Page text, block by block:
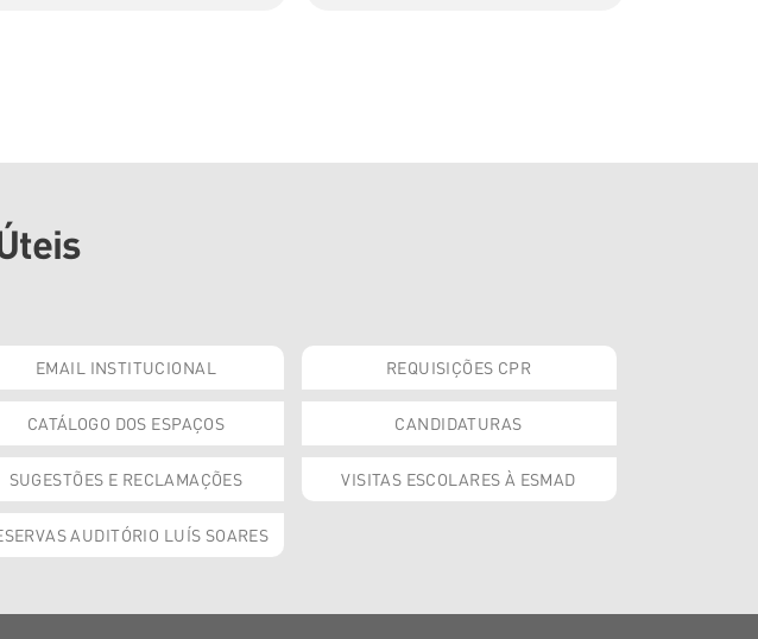
EMAIL INSTITUCIONAL REQUISIÇÕES CPR
CATÁLOGO DOS ESPAÇOS CANDIDATURAS
SUGESTÕES E RECLAMAÇÕES VISITAS ESCOLARES À ESMAD
AUDITÓRIO LUÍS SOARES